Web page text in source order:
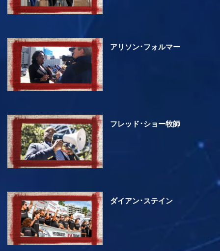
アリソン･フォルマー
フレッド･ショー牧師
ダイアン･ステイン